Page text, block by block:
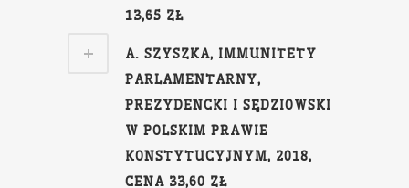
13,65 ZŁ
A. SZYSZKA, IMMUNITETY
PARLAMENTARNY,
PREZYDENCKI I SĘDZIOWSKI
W POLSKIM PRAWIE
KONSTYTUCYJNYM, 2018,
CENA 33,60 ZŁ